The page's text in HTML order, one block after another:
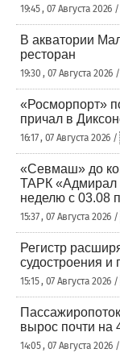
19:45 , 07 Августа 2026
В акватории
ресторан
19:30 , 07 Августа 2026
«Росморпорт»
причал в
16:17 , 07 Августа 2026 /
«Севмаш» до
ТАРК «Адмирал
неделю с 03.08
15:37 , 07 Августа 2026 /
Регистр
судостроения
15:15 , 07 Августа 2026 /
вырос почти на
14:05 , 07 Августа 2026